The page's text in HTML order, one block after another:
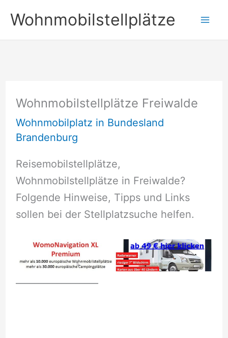
Inhalt
springen
Wohnmobilstellplätze
Wohnmobilstellplätze Freiwalde
Wohnmobilplatz in Bundesland
Brandenburg
Reisemobilstellplätze,
Wohnmobilstellplätze in Freiwalde?
Folgende Hinweise, Tipps und Links
sollen bei der Stellplatzsuche helfen.